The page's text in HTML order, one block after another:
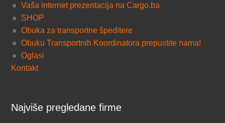
Vaša internet prezentacija na Cargo.ba
SHOP
Obuka za transportne špeditere
Obuku Transportnih Koordinatora prepustite nama!
Oglasi
Kontakt
Najviše pregledane firme